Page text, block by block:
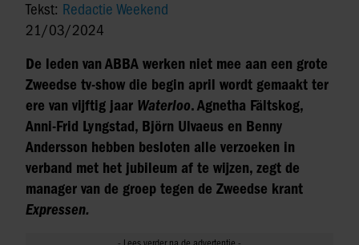
Tekst: Redactie Weekend
21/03/2024
De leden van ABBA werken niet mee aan een grote
Zweedse tv-show die begin april wordt gemaakt ter
ere van vijftig jaar Waterloo. Agnetha Fältskog,
Anni-Frid Lyngstad, Björn Ulvaeus en Benny
Andersson hebben besloten alle verzoeken in
verband met het jubileum af te wijzen, zegt de
manager van de groep tegen de Zweedse krant
Expressen.